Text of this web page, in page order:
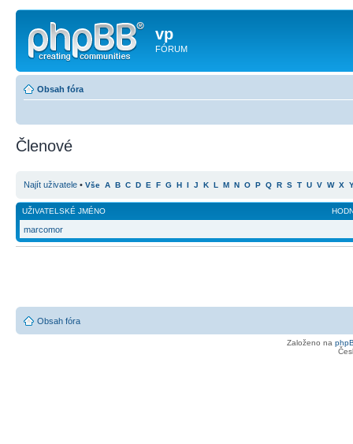
vp
FÓRUM
Obsah fóra
Členové
Najít uživatele • Vše A B C D E F G H I J K L M N O P Q R S T U V W X
UŽIVATELSKÉ JMÉNO
marcomor
Obsah fóra
Založeno na